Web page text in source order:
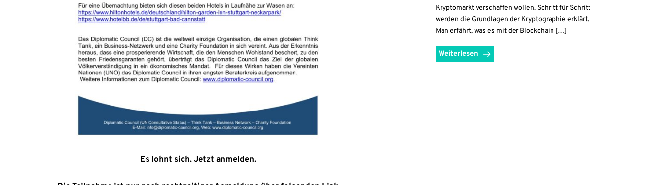
Es lohnt sich. Jetzt anmelden.
Kryptomarkt verschaffen wollen. Schritt für Schritt
werden die Grundlagen der Kryptographie erklärt.
Man erfährt, was es mit der Blockchain […]
Weiterlesen